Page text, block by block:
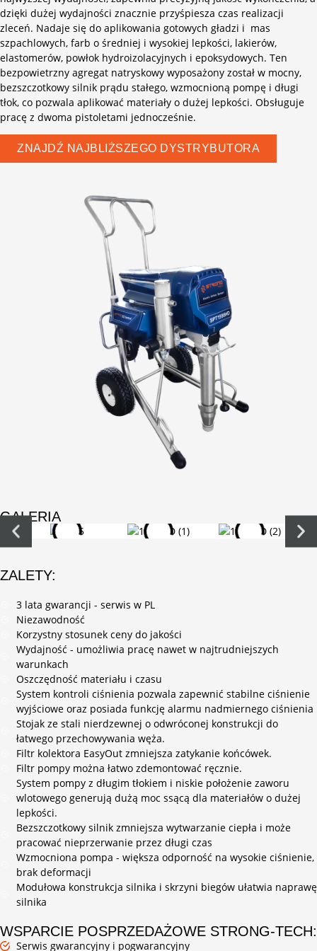
dzięki dużej wydajności znacznie przyśpiesza czas realizacji
zleceń. Nadaje się do aplikowania gotowych gładzi i mas
szpachlowych, farb o średniej i wysokiej lepkości, lakierów,
elastomerów, powłok hydroizolacyjnych i epoksydowych. Ten
bezpowietrzny agregat natryskowy wyposażony został w mocny,
bezszczotkowy silnik prądu stałego, wzmocnioną pompę i długi
tłok, co pozwala aplikować materiały o dużej lepkości. Obsługuje
pracę z dwoma pistoletami jednocześnie.
ZNAJDŹ NAJBLIŻSZEGO DYSTRYBUTORA
GALERIA
ZALETY:
3 lata gwarancji - serwis w PL
Niezawodność
Korzystny stosunek ceny do jakości
Wydajność - umożliwia pracę nawet w najtrudniejszych
warunkach
Oszczędność materiału i czasu
System kontroli ciśnienia pozwala zapewnić stabilne ciśnienie
wyjściowe oraz posiada funkcję alarmu nadmiernego ciśnienia
Stojak ze stali nierdzewnej o odwróconej konstrukcji do
łatwego przechowywania węża.
Filtr kolektora EasyOut zmniejsza zatykanie końcówek.
Filtr pompy można łatwo zdemontować ręcznie.
System pompy z długim tłokiem i niskie położenie zaworu
wlotowego generują dużą moc ssącą dla materiałów o dużej
lepkości.
Bezszczotkowy silnik zmniejsza wytwarzanie ciepła i może
pracować nieprzerwanie przez długi czas
Wzmocniona pompa - większa odporność na wysokie ciśnienie,
brak deformacji
Modułowa konstrukcja silnika i skrzyni biegów ułatwia naprawę
silnika
WSPARCIE POSPRZEDAŻOWE STRONG-TECH:
Serwis gwarancyjny i pogwarancyjny